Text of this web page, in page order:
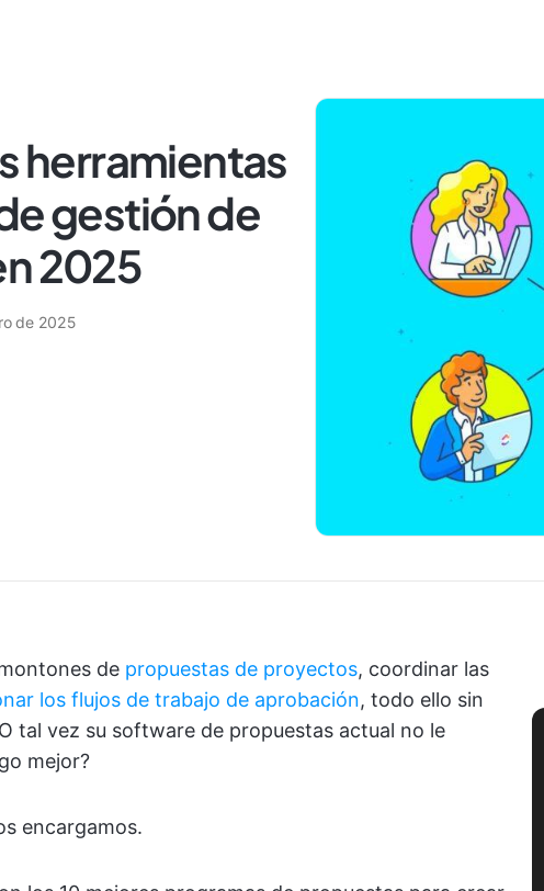
herramientas
gestión de
2025
de 2025
de propuestas de proyectos, coordinar las
los flujos de trabajo de aprobación, todo ello sin
tal vez su software de propuestas actual no le
mejor?
encargamos.